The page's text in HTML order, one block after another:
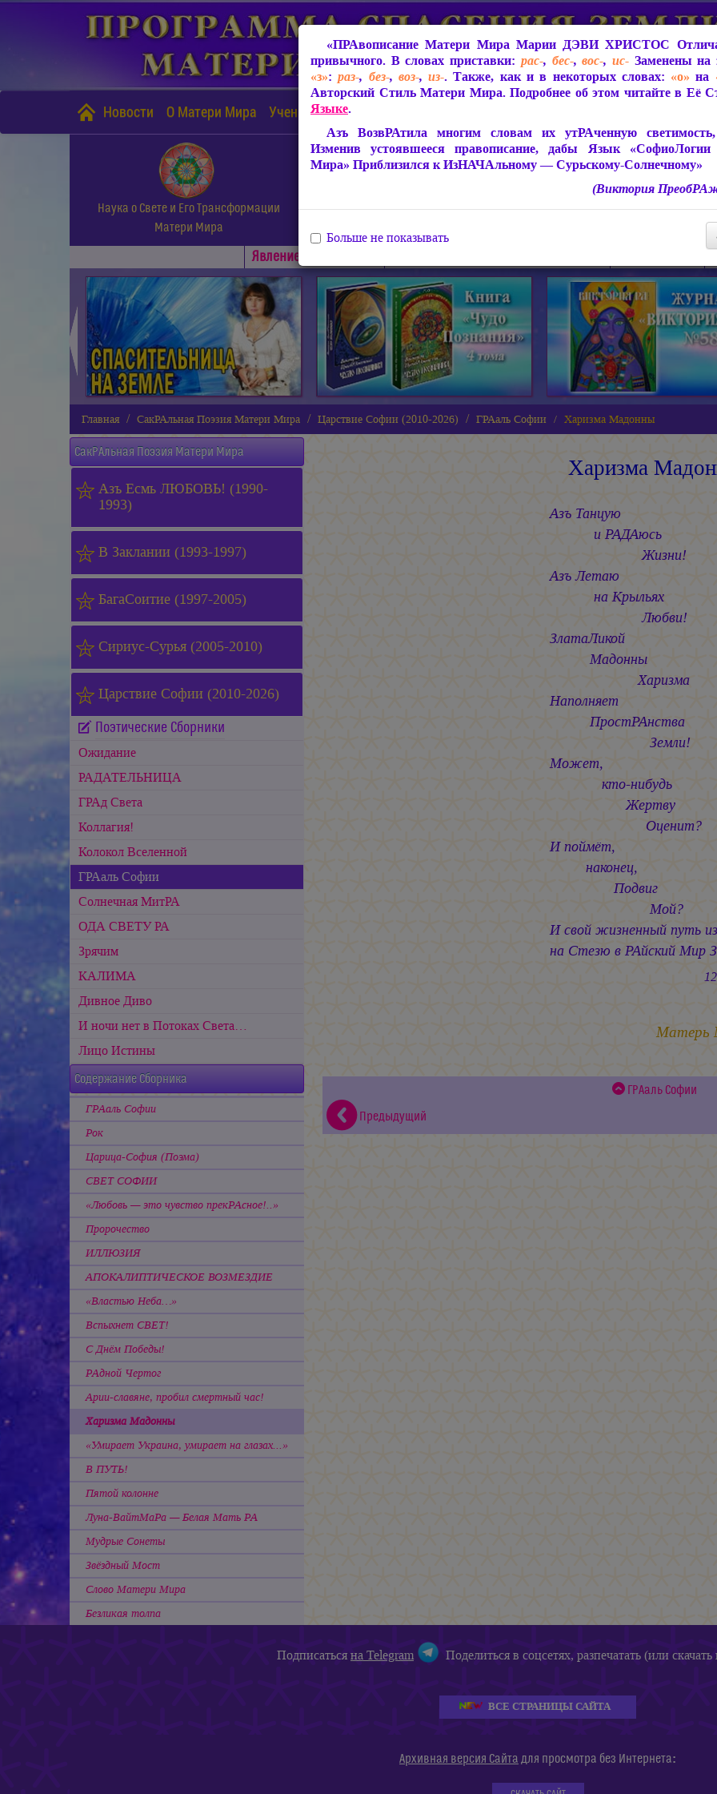
Новости О Матери Мира Учение Матери Мира
Наука о Свете и Его Трансформации
Матери Мира
СофиоЛогия Матери Мира
Живое Слово Матери
Статьи, Книги, Видео,
Явлениe Матери Мира
◄
Главная СакРАльная Поэзия Матери Мира Царствие Софии (2010-2026) ГРАаль Софии Харизма Мадонны
СакРАльная Поэзия Матери Мира
Азъ Есмь ЛЮБОВЬ! (1990-
1993)
В Заклании (1993-1997)
БагаСоитие (1997-2005)
Сириус-Сурья (2005-2010)
Царствие Софии (2010-2026)
Поэтические Сборники
Ожидание
РАДАТЕЛЬНИЦА
ГРАд Света
Коллагия!
Колокол Вселенной
ГРАаль Софии
Cолнечная МитРА
ОДА СВЕТУ РА
Зрячим
КАЛИМА
Дивное Диво
И ночи нет в Потоках Света…
Лицо Истины
Содержание Сборника
ГРАаль Софии
Рок
Царица-София (Поэма)
СВЕТ СОФИИ
«Любовь — это чувство прекРАсное!..»
Пророчество
ИЛЛЮЗИЯ
АПОКАЛИПТИЧЕСКОЕ ВОЗМЕЗДИЕ
«Властью Неба…»
Вспыхнет СВЕТ!
С Днём Победы!
РАдной Чертог
Арии-славяне, пробил смертный час!
Харизма Мадонны
«Умирает Украина, умирает на глазах...»
В ПУТЬ!
Пятой колонне
Луна-ВайтМаРа — Белая Мать РА
Мудрые Сонеты
Звёздный Мост
Слово Матери Мира
Безликая толпа
Харизма
Азъ Танцую
и РАДАюсь
Жизни!
Азъ Летаю
на Крыльях
Любви!
ЗлатаЛикой
Мадонны
Харизма
Наполняет
ПростРАнства
Земли!
Может,
кто-нибудь
Жертву
Оценит?
И поймёт,
наконец,
Подвиг
Мой?
И свой жизненный путь
на Стезю в РАйский Мир
12-
Матерь
ГРАаль Софии
Предыдущий
«ПРАвописание Матери Мира Марии ДЭВИ ХРИСТОС
привычного. В словах приставки: рас-, бес-,вос-, ис-Заменены на
«з»:раз-, без-, воз-,из-. Также, как и в некоторых словах: «о» на
Авторский Стиль Матери Мира. Подробнее об этом читайте в Её
Языке.
Азъ ВозвРАтила многим словам их утРАченную светимость,
Изменив устоявшееся правописание, дабы Язык
Мира» Приблизился к ИзНАЧАльному — Сурьскому-Солнечному»
(Виктория
Больше не показывать
Подписатьсяна Telegram Поделиться в соцсетях, разпечатать (или
ВСЕ СТРАНИЦЫ САЙТА
Архивная версия Сайта для просмотра без Интернета: